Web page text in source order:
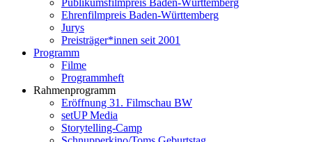
Publikumsfilmpreis Baden-Württemberg
Ehrenfilmpreis Baden-Württemberg
Jurys
Preisträger*innen seit 2001
Programm
Filme
Programmheft
Rahmenprogramm
Eröffnung 31. Filmschau BW
setUP Media
Storytelling-Camp